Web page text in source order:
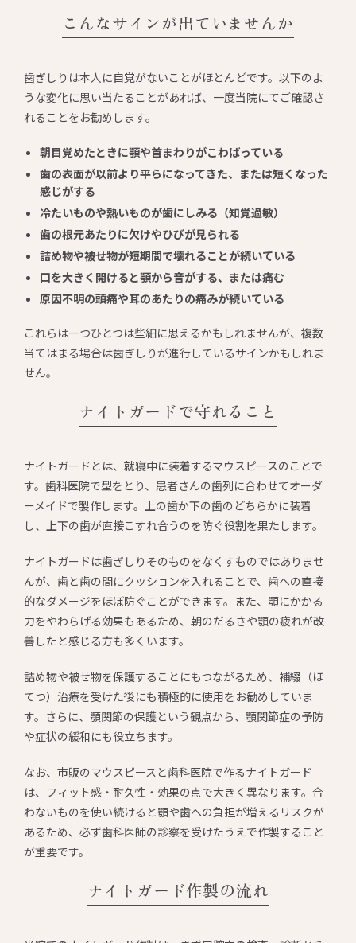
こんなサインが出ていませんか
歯ぎしりは本人に自覚がないことがほとんどです。以下のよ
うな変化に思い当たることがあれば、一度当院にてご確認さ
れることをお勧めします。
朝目覚めたときに顎や首まわりがこわばっている
歯の表面が以前より平らになってきた、または短くなった
感じがする
冷たいものや熱いものが歯にしみる（知覚過敏）
歯の根元あたりに欠けやひびが見られる
詰め物や被せ物が短期間で壊れることが続いている
口を大きく開けると顎から音がする、または痛む
原因不明の頭痛や耳のあたりの痛みが続いている
これらは一つひとつは些細に思えるかもしれませんが、複数
当てはまる場合は歯ぎしりが進行しているサインかもしれま
せん。
ナイトガードで守れること
ナイトガードとは、就寝中に装着するマウスピースのことで
す。歯科医院で型をとり、患者さんの歯列に合わせてオーダ
ーメイドで製作します。上の歯か下の歯のどちらかに装着
し、上下の歯が直接こすれ合うのを防ぐ役割を果たします。
ナイトガードは歯ぎしりそのものをなくすものではありませ
んが、歯と歯の間にクッションを入れることで、歯への直接
的なダメージをほぼ防ぐことができます。また、顎にかかる
力をやわらげる効果もあるため、朝のだるさや顎の疲れが改
善したと感じる方も多くいます。
詰め物や被せ物を保護することにもつながるため、補綴（ほ
てつ）治療を受けた後にも積極的に使用をお勧めしていま
す。さらに、顎関節の保護という観点から、顎関節症の予防
や症状の緩和にも役立ちます。
なお、市販のマウスピースと歯科医院で作るナイトガード
は、フィット感・耐久性・効果の点で大きく異なります。合
わないものを使い続けると顎や歯への負担が増えるリスクが
あるため、必ず歯科医師の診察を受けたうえで作製すること
が重要です。
ナイトガード作製の流れ